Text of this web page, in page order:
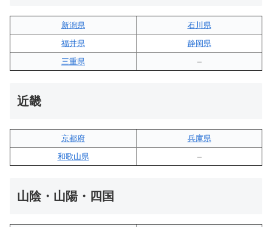
新潟県
石川県
福井県
静岡県
三重県
–
近畿
京都府
兵庫県
和歌山県
–
山陰・山陽・四国